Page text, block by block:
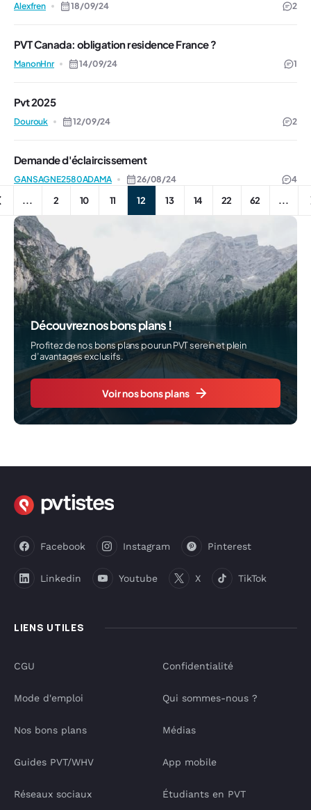
Alexfren 18/09/24 2
PVT Canada: obligation residence France ?
ManonHnr 14/09/24 1
Pvt 2025
Dourouk 12/09/24 2
Demande d'éclaircissement
GANSAGNE2580ADAMA 26/08/24 4
... 2 10 11 12 13 14 22 62 ...
Découvrez nos bons plans !
Profitez de nos bons plans pour un PVT serein et plein
d’avantages exclusifs.
Voir nos bons plans
LIENS UTILES
Facebook Instagram Pinterest
Linkedin Youtube X TikTok
CGU
Mode d'emploi
Nos bons plans
Guides PVT/WHV
Réseaux sociaux
Confidentialité
Qui sommes-nous ?
Médias
App mobile
Étudiants en PVT